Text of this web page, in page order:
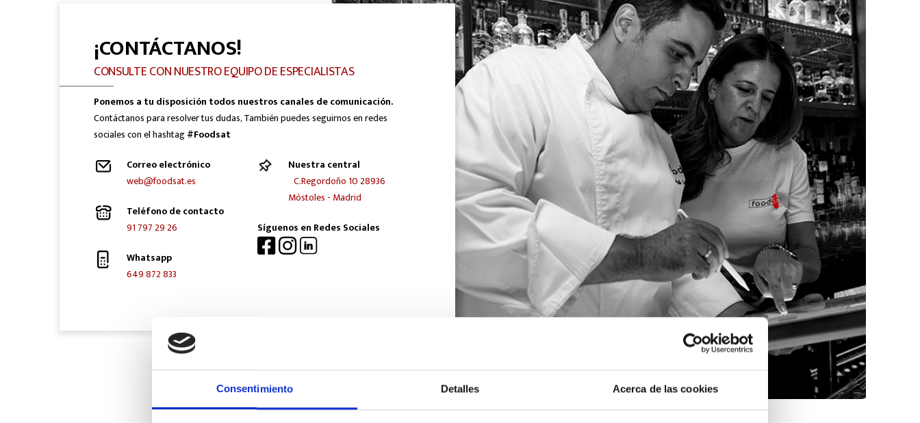
Consentimiento Detalles Acerca de las cookies
¡CONTÁCTANOS!
CONSULTE CON NUESTRO EQUIPO DE ESPECIALISTAS
Ponemos a tu disposición todos nuestros canales de comunicación.
Contáctanos para resolver tus dudas, También puedes seguirnos en redes
sociales con el hashtag#Foodsat
Correo electrónico
web@foodsat.es
Teléfono de contacto
91 797 29 26
Whatsapp
649 872 833
Nuestra central
C.Regordoño 10 28936
Móstoles - Madrid
Síguenos en Redes Sociales